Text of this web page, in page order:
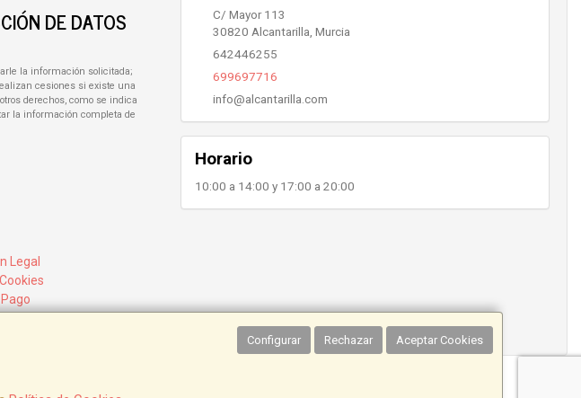
Configurar Rechazar Aceptar Cookies
DE DATOS
la información solicitada;
cesiones si existe una
derechos, como se indica
la información completa de
Legal
C/ Mayor 113
30820 Alcantarilla Murcia
642446255
699697716
info@alcantarilla.com
Horario
10:00 a 14:00 y 17:00 a 20:00